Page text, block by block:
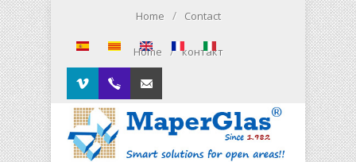
Skip to main content
Home / Contact
Home / контакт
Vimeo 00.34.93.564.01.79
Contacto